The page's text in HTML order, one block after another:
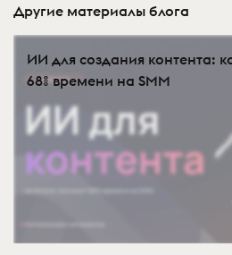
Другие материалы блога
ИИ для создания контента:
68% времени на SMM